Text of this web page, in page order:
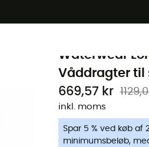
Waterwear
Våddragter til
669,57 kr
inkl. moms
Spar 5 % ved køb af
minimumsbeløb,